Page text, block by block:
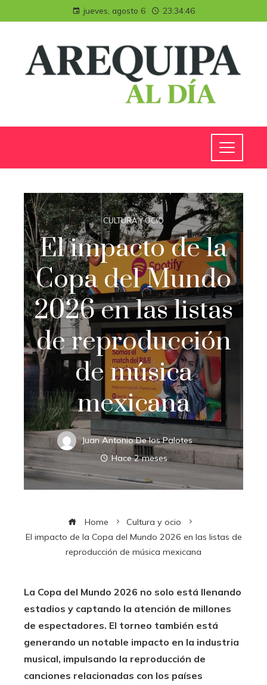
jueves, agosto 6 23:34:46
CULTURA Y OCIO
El impacto de la
Copa del Mundo
2026 en las listas
de reproducción
de música
mexicana
Juan Antonio De los Palotes
Hace 2 meses
Home
Cultura y ocio
El impacto de la Copa del Mundo 2026 en las listas de
reproducción de música mexicana
La Copa del Mundo 2026 no solo está llenando
estadios y captando la atención de millones
de espectadores. El torneo también está
generando un notable impacto en la industria
musical, impulsando la reproducción de
canciones relacionadas con los países